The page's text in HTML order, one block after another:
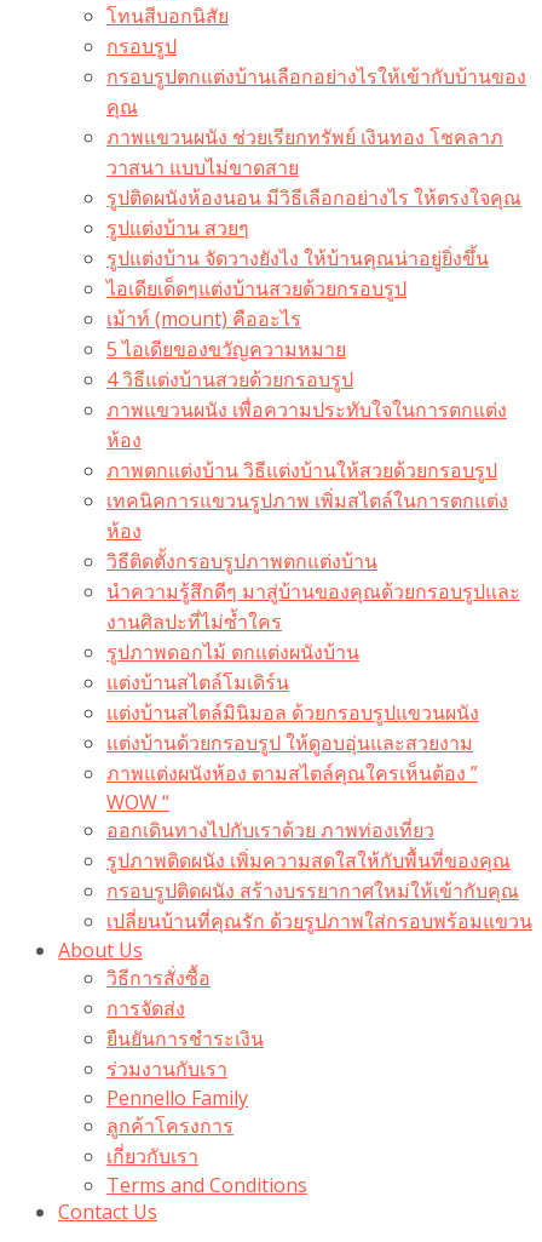
โทนสีบอกนิสัย
กรอบรูป
กรอบรูปตกแต่งบ้านเลือกอย่างไรให้เข้ากับบ้านของ
คุณ
ภาพแขวนผนัง ช่วยเรียกทรัพย์ เงินทอง โชคลาภ
วาสนา แบบไม่ขาดสาย
รูปติดผนังห้องนอน มีวิธีเลือกอย่างไร ให้ตรงใจคุณ
รูปแต่งบ้าน สวยๆ
รูปแต่งบ้าน จัดวางยังไง ให้บ้านคุณน่าอยู่ยิ่งขึ้น
ไอเดียเด็ดๆแต่งบ้านสวยด้วยกรอบรูป
เม้าท์ (mount) คืออะไร​
5 ไอเดียของขวัญความหมาย
4 วิธีแต่งบ้านสวยด้วยกรอบรูป
ภาพแขวนผนัง เพื่อความประทับใจในการตกแต่ง
ห้อง
ภาพตกแต่งบ้าน วิธีแต่งบ้านให้สวยด้วยกรอบรูป
เทคนิคการแขวนรูปภาพ เพิ่มสไตล์ในการตกแต่ง
ห้อง
วิธีติดตั้งกรอบรูปภาพตกแต่งบ้าน
นำความรู้สึกดีๆ มาสู่บ้านของคุณด้วยกรอบรูปและ
งานศิลปะที่ไม่ซ้ำใคร
รูปภาพดอกไม้ ตกแต่งผนังบ้าน
แต่งบ้านสไตล์โมเดิร์น
แต่งบ้านสไตล์มินิมอล ด้วยกรอบรูปแขวนผนัง
แต่งบ้านด้วยกรอบรูป ให้ดูอบอุ่นและสวยงาม
ภาพแต่งผนังห้อง ตามสไตล์คุณใครเห็นต้อง ”
WOW “
ออกเดินทางไปกับเราด้วย ภาพท่องเที่ยว
รูปภาพติดผนัง เพิ่มความสดใสให้กับพื้นที่ของคุณ
กรอบรูปติดผนัง สร้างบรรยากาศใหม่ให้เข้ากับคุณ
เปลี่ยนบ้านที่คุณรัก ด้วยรูปภาพใส่กรอบพร้อมแขวน​
About Us
วิธีการสั่งซื้อ
การจัดส่ง
ยืนยันการชำระเงิน
ร่วมงานกับเรา
Pennello Family
ลูกค้าโครงการ
เกี่ยวกับเรา
Terms and Conditions
Contact Us